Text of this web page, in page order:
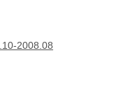
2008.08